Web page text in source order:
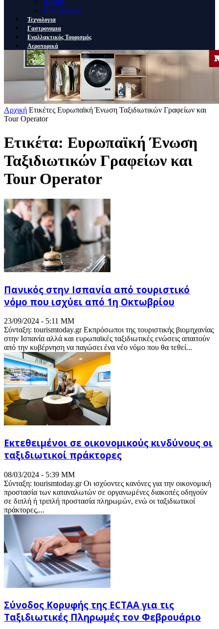
Ποντοπορος
Τεχνολογια
Γαστρονομια
Εναλλακτικός Τουρισμός
Αεροπορικά
Αρχική Ετικέτες Ευρωπαϊκή Ένωση Ταξιδιωτικών Γραφείων και
Tour Operator
Ετικέτα: Ευρωπαϊκή Ένωση
Ταξιδιωτικών Γραφείων και
Tour Operator
Πανικός στην Ισπανία από τουριστικό
νόμο που ισχύει από 1η Οκτωβρίου
23/09/2024 - 5:11 ΜΜ
Σύνταξη: tourismtoday.gr Εκπρόσωποι της τουριστικής βιομηχανίας
στην Ισπανία αλλά και ευρωπαϊκές ταξιδιωτικές ενώσεις απαιτούν
από την κυβέρνηση να παγώσει ένα νέο νόμο που θα τεθεί...
Εκτεθειμένοι σε οικονομικούς κινδύνους οι
ταξιδιωτικοί πράκτορες
08/03/2024 - 5:39 ΜΜ
Σύνταξη: tourismtoday.gr Οι ισχύοντες κανόνες για την οικονομική
προστασία των καταναλωτών σε οργανωμένες διακοπές οδηγούν
σε διπλή ή τριπλή προστασία πληρωμών, ενώ οι ταξιδιωτικοί
πράκτορες,...
Σύνοδος Κορυφής της ECTAA για τις
Ταξιδιωτικές Πληρωμές τον Φεβρουάριο